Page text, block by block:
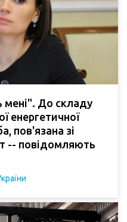
мені". До складу
енергетичної
пов'язана зі
-- повідомляють